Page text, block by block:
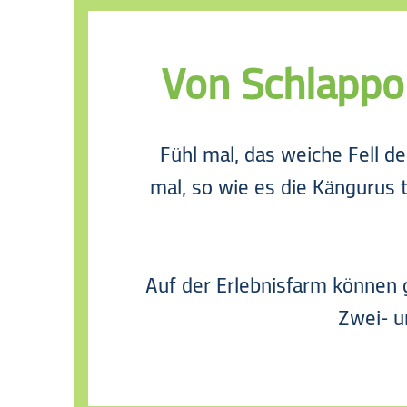
Von
Fühl mal, das weiche Fell
mal, so wie es die Kängurus
Auf der Erlebnisfarm können
Zwei-